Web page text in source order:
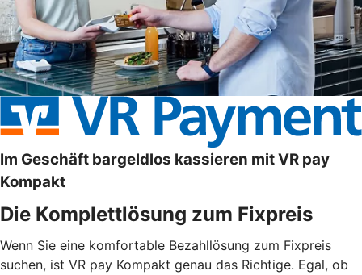
Im Geschäft bargeldlos kassieren mit VR pay
Kompakt
Die Komplettlösung zum Fixpreis
Wenn Sie eine komfortable Bezahllösung zum Fixpreis
suchen, ist VR pay Kompakt genau das Richtige. Egal, ob